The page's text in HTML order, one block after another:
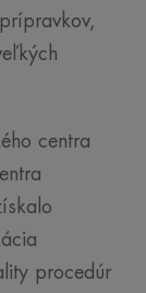
centra
procedúr